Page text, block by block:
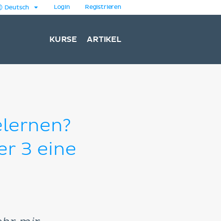
Deutsch Login Registrieren
KURSE ARTIKEL
3 eine